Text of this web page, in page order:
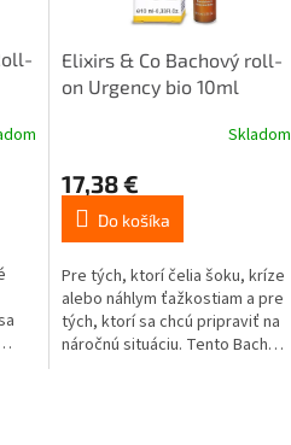
Elixirs & Co Bachový roll-
on Urgency bio 10ml
Skladom
17,38 €
Do košíka
Pre tých, ktorí čelia šoku, kríze
alebo náhlym ťažkostiam a pre
tých, ktorí sa chcú pripraviť na
náročnú situáciu. Tento Bachov